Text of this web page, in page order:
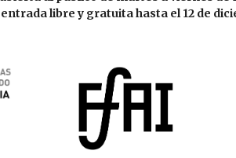
entrada libre y gratuita hasta el 12 de